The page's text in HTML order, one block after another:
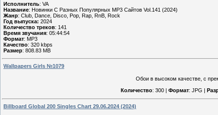
Исполнитель: VA
Название: Новинки С Разных Популярных MP3 Сайтов Vol.141 (2024)
Жанр: Club, Dance, Disco, Pop, Rap, RnB, Rock
Год выпуска: 2024
Количество треков: 141
Время звучания: 05:44:54
Формат: MP3
Качество: 320 kbps
Размер: 808.83 MB
Wallpapers Girls №1079
Обои в высоком качестве, с
Количество: 300 | Формат: JPG |
Billboard Global 200 Singles Chart 29.06.2024 (2024)